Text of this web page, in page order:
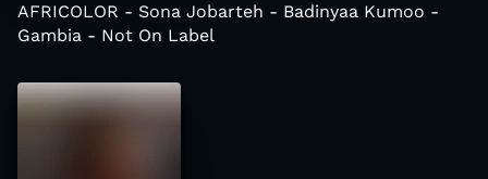
AFRICOLOR - Sona Jobarteh - Badinyaa Kumoo -
Gambia - Not On Label